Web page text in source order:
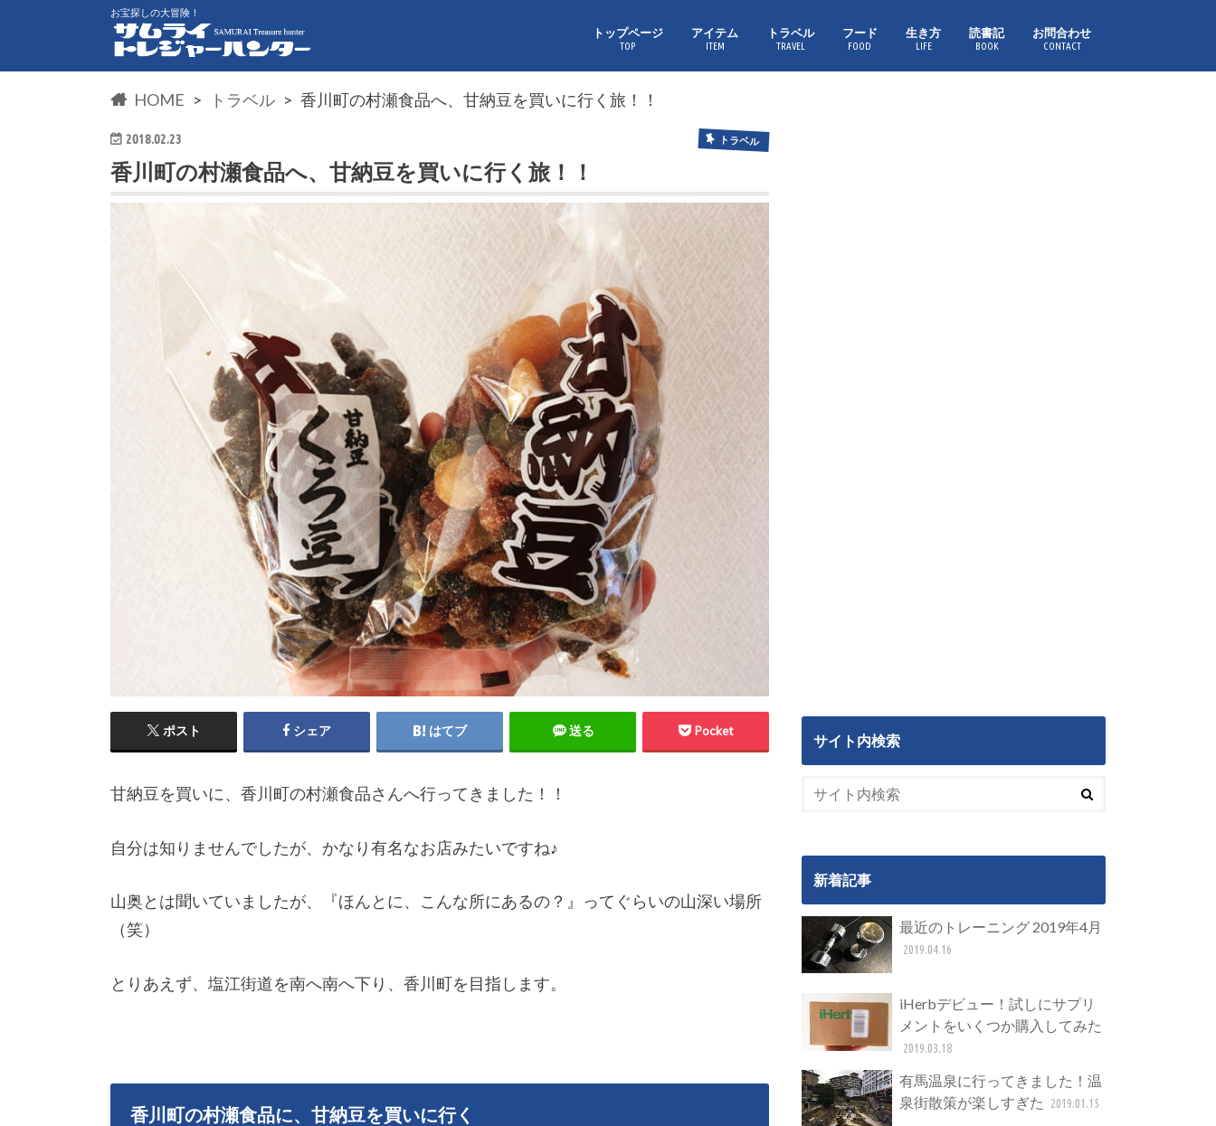
お宝探しの大冒険！
トップページ
TOP
アイテム
ITEM
トラベル
TRAVEL
フード
FOOD
生き方
LIFE
読書記
BOOK
お問合わせ
CONTACT
HOME トラベル 香川町の村瀬食品へ、甘納豆を買いに行く旅！！
2018.02.23 トラベル
香川町の村瀬食品へ、甘納豆を買いに行く旅！！
ポスト シェア はてブ 送る Pocket
甘納豆を買いに、香川町の村瀬食品さんへ行ってきました！！
自分は知りませんでしたが、かなり有名なお店みたいですね♪
山奥とは聞いていましたが、『ほんとに、こんな所にあるの？』ってぐらいの山深い場所
（笑）
とりあえず、塩江街道を南へ南へ下り、香川町を目指します。
香川町の村瀬食品に、甘納豆を買いに行く
サイト内検索
新着記事
最近のトレーニング 2019年4月
2019.04.16
iHerbデビュー！試しにサプリ
メントをいくつか購入してみた
2019.03.18
有馬温泉に行ってきました！温
泉街散策が楽しすぎた
2019.01.15